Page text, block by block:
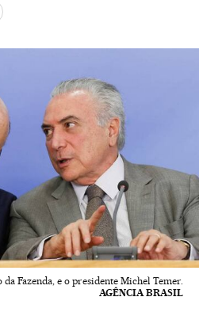
Fazenda, e o presidente Michel Temer.
AGÊNCIA BRASIL